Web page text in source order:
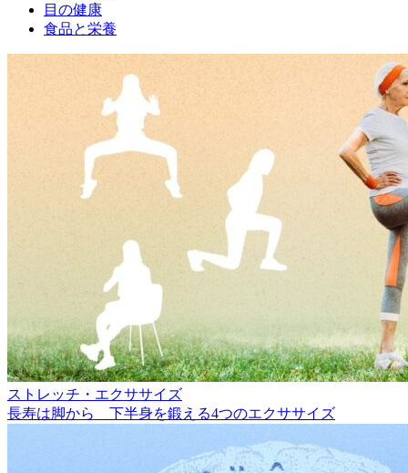
目の健康
食品と栄養
ストレッチ・エクササイズ
長寿は脚から 下半身を鍛える4つのエクササイズ